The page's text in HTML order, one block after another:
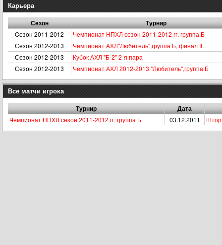
Карьера
Сезон Турнир
Cезон 2011-2012
Чемпионат НПХЛ сезон 2011-2012 гг. группа Б
Сезон 2012-2013
Чемпионат АХЛ"Любитель",группа Б, финал II.
Сезон 2012-2013
Кубок АХЛ "Б-2" 2-я пара
Сезон 2012-2013
Чемпионат АХЛ 2012-2013."Любитель",группа Б
Все матчи игрока
Турнир Дата
Чемпионат НПХЛ сезон 2011-2012 гг. группа Б 03.12.2011